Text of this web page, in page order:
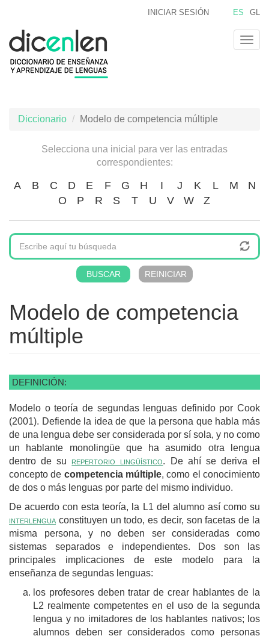
contenido
principal
ES GL
INICIAR SESIÓN
Diccionario Modelo de competencia múltiple
Selecciona una inicial para ver las entradas
correspondientes:
A B C D E F G H I J K L M
N
O
P R S T U V W Z
Modelo de competencia
múltiple
DEFINICIÓN:
Modelo o teoría de segundas lenguas definido por Cook
(2001). Defiende la idea de que la persona que habla más
de una lengua debe ser considerada por sí sola, y no como
un hablante monolingüe que ha asumido otra lengua
dentro de su repertorio lingüístico. De ahí se deriva el
concepto de competencia múltiple, como el conocimiento
de dos o más lenguas por parte del mismo individuo.
De acuerdo con esta teoría, la L1 del alumno así como su
interlengua constituyen un todo, es decir, son facetas de la
misma persona, y no deben ser consideradas como
sistemas separados e independientes. Dos son las
principales implicaciones de este modelo para la
enseñanza de segundas lenguas:
los profesores deben tratar de crear hablantes de la
L2 realmente competentes en el uso de la segunda
lengua y no imitadores de los hablantes nativos; los
alumnos deben ser considerados como personas